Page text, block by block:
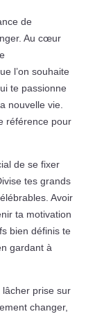
de
Au cœur
l’on souhaite
te passionne
nouvelle vie.
référence pour
de se fixer
tes grands
Avoir
ta motivation
bien définis te
gardant à
prise sur
changer,